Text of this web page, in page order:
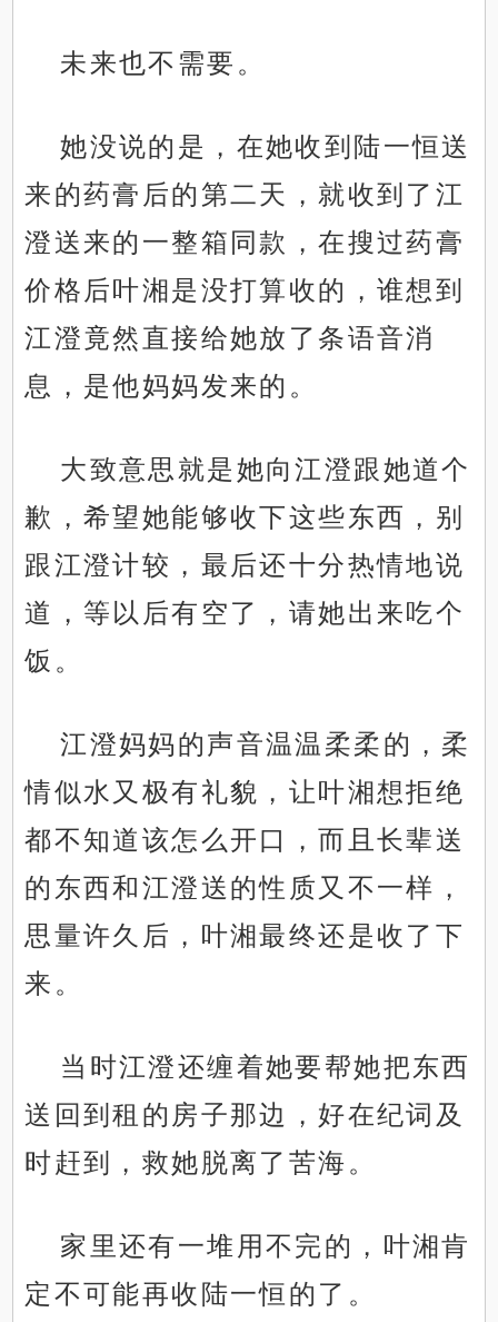
未来也不需要。
她没说的是，在她收到陆一恒送
来的药膏后的第二天，就收到了江
澄送来的一整箱同款，在搜过药膏
价格后叶湘是没打算收的，谁想到
江澄竟然直接给她放了条语音消
息，是他妈妈发来的。
大致意思就是她向江澄跟她道个
歉，希望她能够收下这些东西，别
跟江澄计较，最后还十分热情地说
道，等以后有空了，请她出来吃个
饭。
江澄妈妈的声音温温柔柔的，柔
情似水又极有礼貌，让叶湘想拒绝
都不知道该怎么开口，而且长辈送
的东西和江澄送的性质又不一样，
思量许久后，叶湘最终还是收了下
来。
当时江澄还缠着她要帮她把东西
送回到租的房子那边，好在纪词及
时赶到，救她脱离了苦海。
家里还有一堆用不完的，叶湘肯
定不可能再收陆一恒的了。